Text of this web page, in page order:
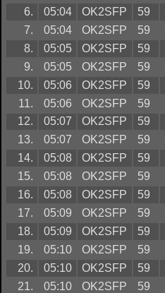
6.
05:04 OK2SFP 59
7.
05:04 OK2SFP 59
8.
05:05 OK2SFP 59
9.
05:05 OK2SFP 59
10.
05:06 OK2SFP 59
11.
05:06 OK2SFP 59
12.
05:07 OK2SFP 59
13.
05:07 OK2SFP 59
14.
05:08 OK2SFP 59
15.
05:08 OK2SFP 59
16.
05:08 OK2SFP 59
17.
05:09 OK2SFP 59
18.
05:09 OK2SFP 59
19.
05:10 OK2SFP 59
20.
05:10 OK2SFP 59
21.
05:10 OK2SFP 59